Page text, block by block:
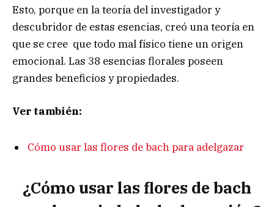
Esto, porque en la teoría del investigador y
descubridor de estas esencias, creó una teoría en
que se cree que todo mal físico tiene un origen
emocional. Las 38 esencias florales poseen
grandes beneficios y propiedades.
Ver también:
Cómo usar las flores de bach para adelgazar
¿Cómo usar las flores de bach